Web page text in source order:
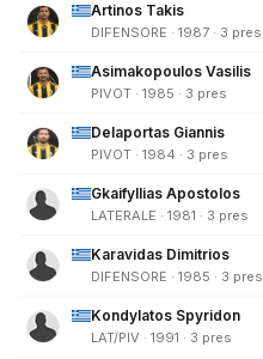
Artinos Takis
DIFENSORE · 1987 · 3 pres
Asimakopoulos Vasilis
PIVOT · 1985 · 3 pres
Delaportas Giannis
PIVOT · 1984 · 3 pres
Gkaifyllias Apostolos
LATERALE · 1981 · 3 pres
Karavidas Dimitrios
DIFENSORE · 1985 · 3 pres
Kondylatos Spyridon
LAT/PIV · 1991 · 3 pres